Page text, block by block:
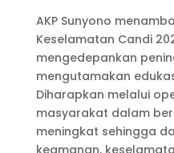
AKP Sunyono
Keselamatan Candi
mengedepankan
mengutamakan
Diharapkan melalui
masyarakat dalam
meningkat sehingga
keamanan,